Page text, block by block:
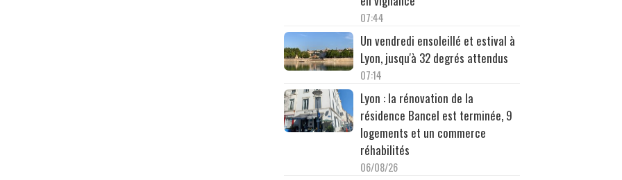
07:44
Un vendredi ensoleillé et estival à
Lyon, jusqu'à 32 degrés attendus
07:14
Lyon : la rénovation de la
résidence Bancel est terminée, 9
logements et un commerce
réhabilités
06/08/26